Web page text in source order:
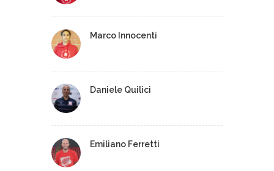
Marco Innocenti
Daniele Quilici
Emiliano Ferretti